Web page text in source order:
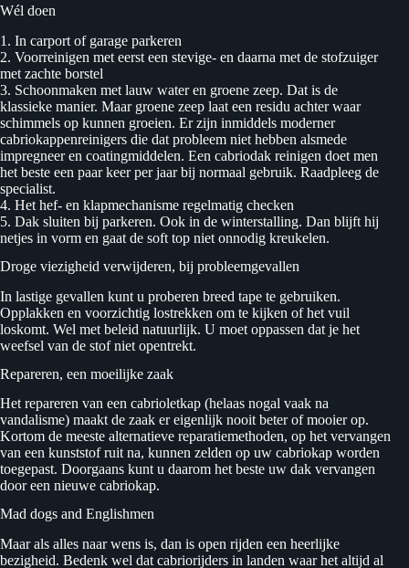
Wél doen
1. In carport of garage parkeren
2. Voorreinigen met eerst een stevige- en daarna met de stofzuiger
met zachte borstel
3. Schoonmaken met lauw water en groene zeep. Dat is de
klassieke manier. Maar groene zeep laat een residu achter waar
schimmels op kunnen groeien. Er zijn inmiddels moderner
cabriokappenreinigers die dat probleem niet hebben alsmede
impregneer en coatingmiddelen. Een cabriodak reinigen doet men
het beste een paar keer per jaar bij normaal gebruik. Raadpleeg de
specialist.
4. Het hef- en klapmechanisme regelmatig checken
5. Dak sluiten bij parkeren. Ook in de winterstalling. Dan blijft hij
netjes in vorm en gaat de soft top niet onnodig kreukelen.
Droge viezigheid verwijderen, bij probleemgevallen
In lastige gevallen kunt u proberen breed tape te gebruiken.
Opplakken en voorzichtig lostrekken om te kijken of het vuil
loskomt. Wel met beleid natuurlijk. U moet oppassen dat je het
weefsel van de stof niet opentrekt.
Repareren, een moeilijke zaak
Het repareren van een cabrioletkap (helaas nogal vaak na
vandalisme) maakt de zaak er eigenlijk nooit beter of mooier op.
Kortom de meeste alternatieve reparatiemethoden, op het vervangen
van een kunststof ruit na, kunnen zelden op uw cabriokap worden
toegepast. Doorgaans kunt u daarom het beste uw dak vervangen
door een nieuwe cabriokap.
Mad dogs and Englishmen
Maar als alles naar wens is, dan is open rijden een heerlijke
bezigheid. Bedenk wel dat cabriorijders in landen waar het altijd al